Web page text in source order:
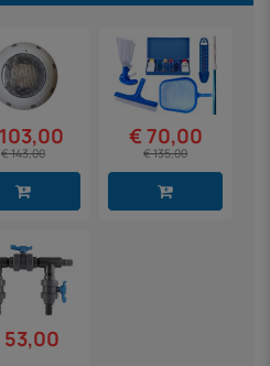
€ 143,00
€ 70,00
€ 135,00
53,00